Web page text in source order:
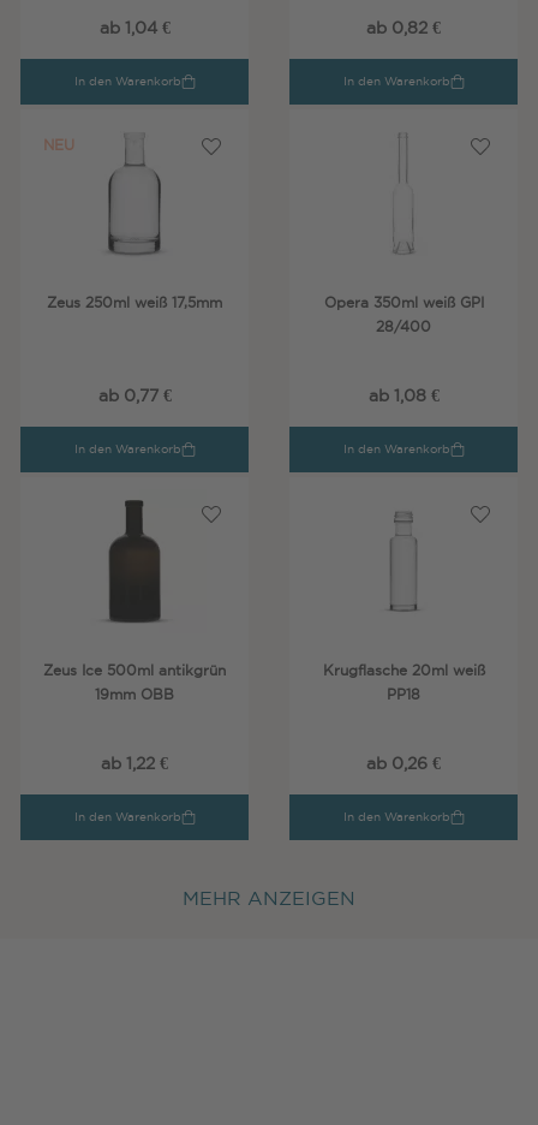
ab 1,04 €
In den Warenkorb
ab 0,82 €
In den Warenkorb
NEU
Zeus 250ml weiß 17,5mm
ab 0,77 €
In den Warenkorb
Opera 350ml weiß GPI
28/400
ab 1,08 €
In den Warenkorb
Zeus Ice 500ml antikgrün
19mm OBB
ab 1,22 €
In den Warenkorb
Krugflasche 20ml weiß
PP18
ab 0,26 €
In den Warenkorb
MEHR ANZEIGEN